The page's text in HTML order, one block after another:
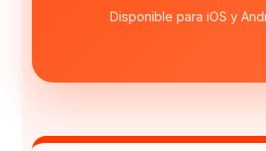
Disponible para iOS y